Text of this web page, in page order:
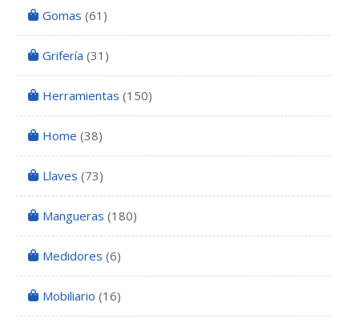
Gomas (61)
Grifería (31)
Herramientas (150)
Home (38)
Llaves (73)
Mangueras (180)
Medidores (6)
Mobiliario (16)